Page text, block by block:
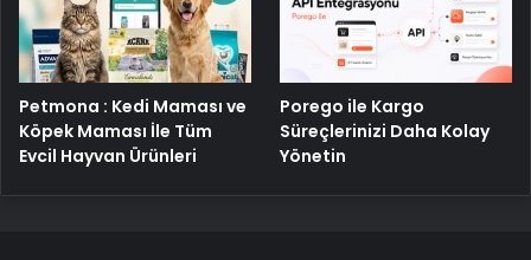
Petmona : Kedi Maması ve
Köpek Maması İle Tüm
Evcil Hayvan Ürünleri
Porego ile Kargo
Süreçlerinizi Daha Kolay
Yönetin